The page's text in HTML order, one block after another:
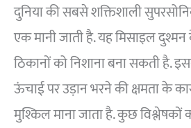
दुनिया की सबसे शक्तिशाली
एक मानी जाती है. यह मिसाइल
ठिकानों को निशाना बना सकती है.
ऊंचाई पर उड़ान भरने की क्षमता के
मुश्किल माना जाता है. कुछ विश्लेषकों